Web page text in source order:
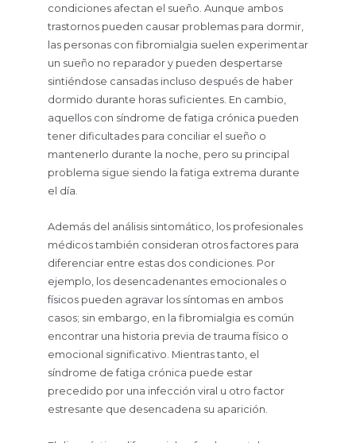
condiciones afectan el sueño. Aunque ambos
trastornos pueden causar problemas para dormir,
las personas con fibromialgia suelen experimentar
un sueño no reparador y pueden despertarse
sintiéndose cansadas incluso después de haber
dormido durante horas suficientes. En cambio,
aquellos con síndrome de fatiga crónica pueden
tener dificultades para conciliar el sueño o
mantenerlo durante la noche, pero su principal
problema sigue siendo la fatiga extrema durante
el día.
Además del análisis sintomático, los profesionales
médicos también consideran otros factores para
diferenciar entre estas dos condiciones. Por
ejemplo, los desencadenantes emocionales o
físicos pueden agravar los síntomas en ambos
casos; sin embargo, en la fibromialgia es común
encontrar una historia previa de trauma físico o
emocional significativo. Mientras tanto, el
síndrome de fatiga crónica puede estar
precedido por una infección viral u otro factor
estresante que desencadena su aparición.